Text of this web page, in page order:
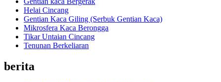
Helai Cincang
Gentian Kaca Giling (Serbuk Gentian Kaca)
Mikrosfera Kaca Berongga
Tikar Untaian Cincang
Tenunan Berkeliaran
berita